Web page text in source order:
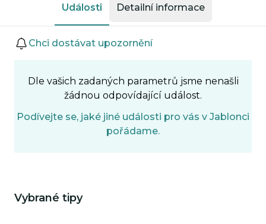
Události Detailní informace
Události
Chci dostávat upozornění
Dle vašich zadaných parametrů jsme nenašli
žádnou odpovídající událost.
Podívejte se, jaké jiné události pro vás v Jablonci
pořádame.
Vybrané tipy